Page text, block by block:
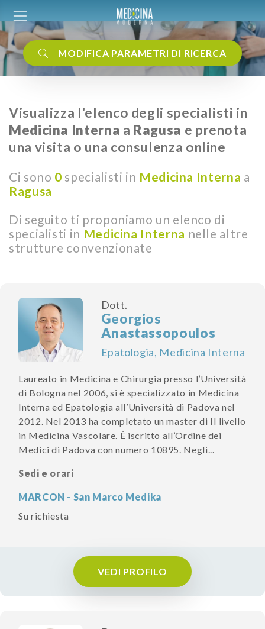
MODIFICA PARAMETRI DI RICERCA
Visualizza l'elenco degli specialisti in
Medicina Interna a Ragusa e prenota
una visita o una consulenza online
Ci sono 0 specialisti in Medicina Interna a
Ragusa
Di seguito ti proponiamo un elenco di
specialisti in Medicina Interna nelle altre
strutture convenzionate
Dott.
Georgios
Anastassopoulos
Epatologia, Medicina Interna
Laureato in Medicina e Chirurgia presso l’Università
di Bologna nel 2006, si è specializzato in Medicina
Interna ed Epatologia all’Università di Padova nel
2012. Nel 2013 ha completato un master di II livello
in Medicina Vascolare. È iscritto all’Ordine dei
Medici di Padova con numero 10895. Negli...
Sedi e orari
MARCON - San Marco Medika
Su richiesta
VEDI PROFILO